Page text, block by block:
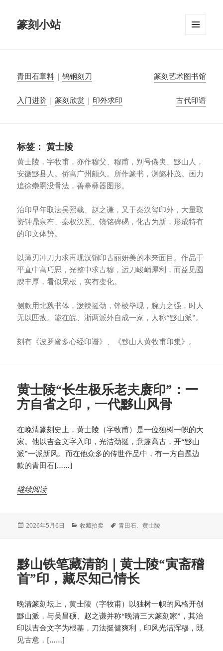
篆刻小站
青田石章料 |钨钢刻刀 篆刻艺术图书馆
入门进阶 |篆刻欣赏 | 印外求印 古代印谱
标签：黄士陵
黄士陵，字牧甫，亦作穆父、穆甫，别号倦臾、黟山人，
安徽黟县人。侨寓广州颇久。所作篆书，渊懿朴茂。画力
追徐崇嗣没骨法，善摹彝器图形。
治印早年取法吴熙载、赵之谦，又于秦汉玺印外，大量取
资钟鼎泉布、秦权汉瓦、镜铭碑碣，化古为新，形成特有
的印文体势。
以薄刃冲刀力求再现汉铜印古丽妍美的本来面目。作品于
平直中寓巧思，光整中求古穆，运刀峻峭犀利，而益见圆
腴丰厚，看似呆板，实有变化。
侧款用北魏书体，泼辣挺劲，锋棱毕现，腕力之强，时人
无以匹敌。能在皖、浙两派外自成一家，人称“黟山派”。
刻有《波罗蜜多心经印谱》、《黟山人黄牧甫印集》。
黄士陵“长生极乐老夫赓印”：一
方自省之印，一代黟山风骨
在晚清篆刻史上，黄士陵（字牧甫）是一位独树一帜的大
家。他以吉金文字入印，光洁劲挺，意趣高古，开“黟山
派”一派新风。而在他众多的传世作品中，有一方自题边
款的青田石[……]
继续阅读
发
2026年5月6日
分
收藏拍卖
标
青田石、黄士陵
黟山铁笔藏清韵｜黄士陵“寅斋稽
首”印，藏尽知己情长
晚清篆刻坛上，黄士陵（字牧甫）以独树一帜的风格开创
黟山派，与吴昌硕、赵之谦并称“晚清三大篆刻家”，其治
印以吉金文字为根基，刀法挺健爽利，印风光洁浑穆，既
见古意，[……]